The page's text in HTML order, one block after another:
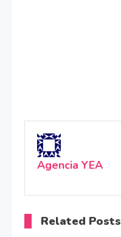
Agencia YEA
Related Posts